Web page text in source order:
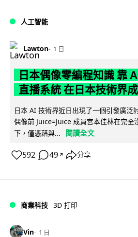
人工智能
Lawton 1 日
日本偶像零編程知識 靠
直播系統 在日本技術界
日本 AI 技術界近日出現了一個引發廣泛
偶像前 Juice=Juice 成員宮本佳林在完全
下，僅憑藉與...
閱讀全文
592 49 ↗ 分享
商業科技 3D 打印
Vin 1 日